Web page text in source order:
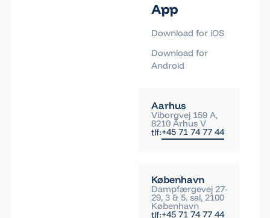
App
Download for iOS
Download for
Android
Aarhus
Viborgvej 159 A,
8210 Århus V
tlf:+45 71 74 77 44
København
Dampfærgevej 27-
29, 3 & 5. sal, 2100
København
tlf:+45 71 74 77 44